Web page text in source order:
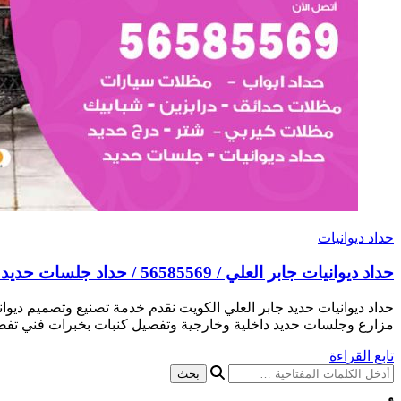
حداد ديوانيات
حداد ديوانيات جابر العلي / 56585569 / حداد جلسات حديد خارجية
حداد ديوانيات حديد جابر العلي الكويت نقدم خدمة تصنيع وتصميم
مزارع وجلسات حديد داخلية وخارجية وتفصيل كنبات بخبرات
تابع القراءة
هل